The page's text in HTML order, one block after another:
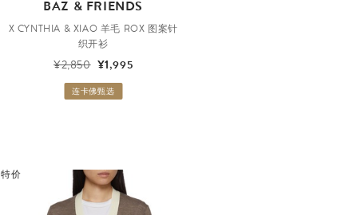
BAZ & FRIENDS
X CYNTHIA & XIAO 羊毛 ROX 图案针
织开衫
¥2,850 ¥1,995
连卡佛甄选
特价